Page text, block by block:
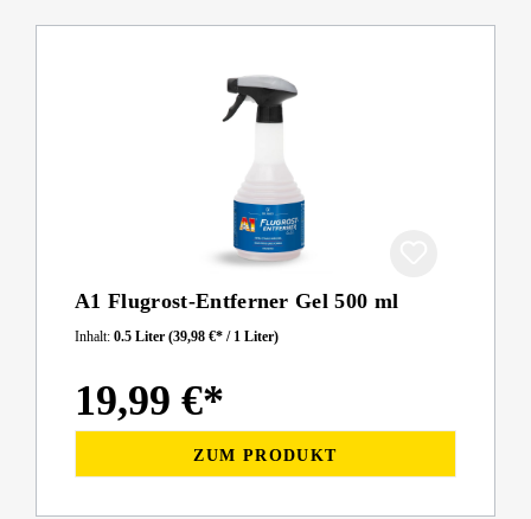
A1 Flugrost-Entferner Gel 500 ml
Inhalt: 0.5 Liter (39,98 €* / 1 Liter)
19,99 €*
ZUM PRODUKT